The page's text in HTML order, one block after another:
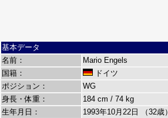
基本データ
名前：
Mario Engels
国籍：
ドイツ
ポジション：
WG
身長・体重：
184 cm / 74 kg
生年月日：
1993年10月22日 （32歳）